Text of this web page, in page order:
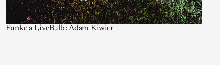
Funkcja LiveBulb: Adam Kiwior